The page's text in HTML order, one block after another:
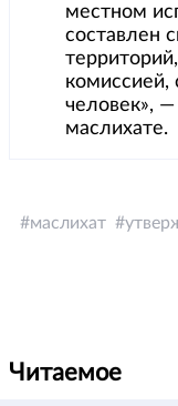
местном
составлен
комиссией,
человек»,
маслихате.
маслихат
Читаемое